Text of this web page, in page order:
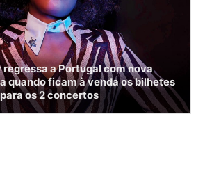
a Portugal com nova
quando ficam à venda os bilhetes
para os 2 concertos